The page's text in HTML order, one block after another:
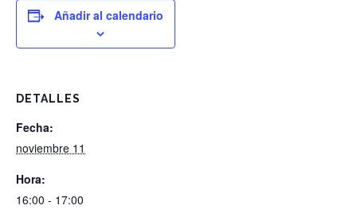
Añadir al calendario
DETALLES
Fecha:
noviembre 11
Hora:
16:00 - 17:00